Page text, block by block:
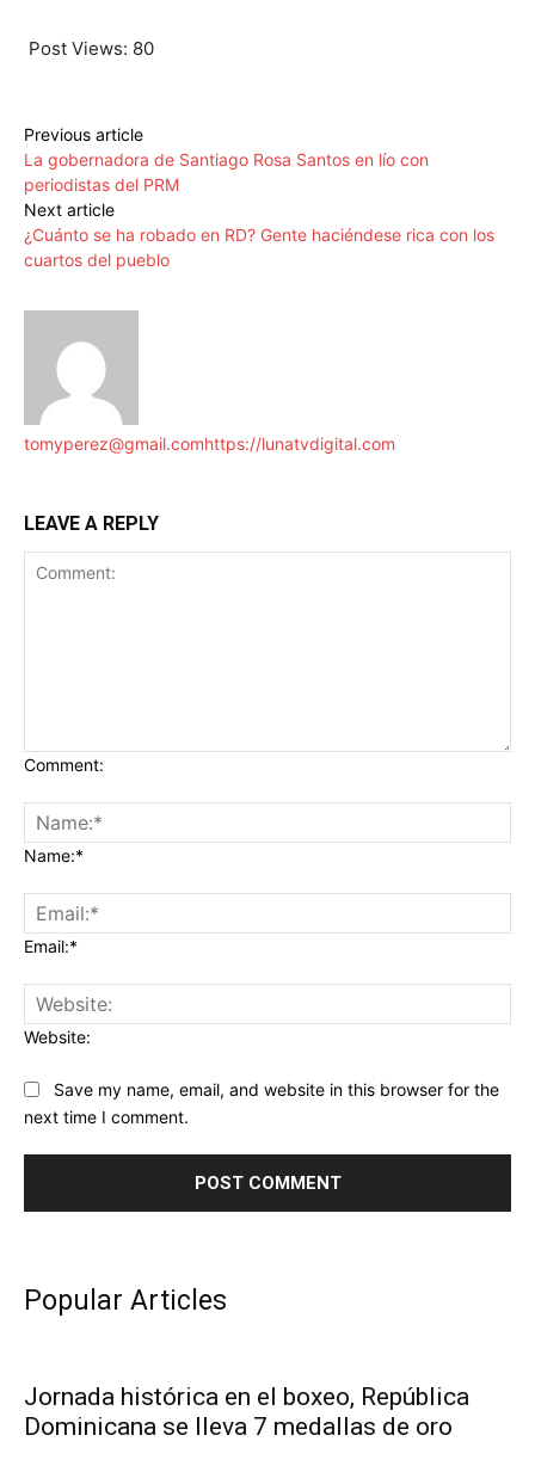
Post Views: 80
Previous article
La gobernadora de Santiago Rosa Santos en lío con
periodistas del PRM
Next article
¿Cuánto se ha robado en RD? Gente haciéndese rica con los
cuartos del pueblo
tomyperez@gmail.comhttps://lunatvdigital.com
LEAVE A REPLY
Comment:
Name:*
Email:*
Website:
Save my name, email, and website in this browser for the
next time I comment.
Popular Articles
Jornada histórica en el boxeo, República
Dominicana se lleva 7 medallas de oro